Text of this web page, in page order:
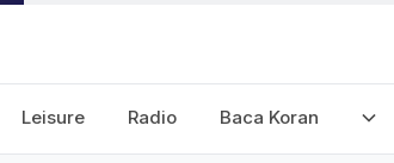
Leisure Radio Baca Koran